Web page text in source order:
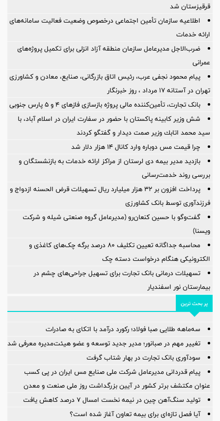
قرقیزستان شد
اطلاعیه سازمان تأمین اجتماعی درخصوص وضعیت فعالیت سامانه‌های
ارائه خدمات
ضرب‌الاجل مدیرعامل سازمان منطقه آزاد انزلی برای تكمیل پروژه‌های
عمرانی
پیام محمود نجفی عرب، رئیس اتاق بازرگانی، صنایع، معادن و کشاورزی
تهران در آستانه 17 مرداد ، روز خبرنگار
بانک تجارت، تأمین‌کننده مالی پروژه بازسازی فازهای ۴ و ۵ پارس جنوبی
شش وزیر کابینه پاکستان با حضور در سفارت ایران در اسلام آباد، با
سيد محمد اتابك وزير صمت ديدار و گفتگو كردند
چرا قیمت مس دوباره وارد کانال ۱۴ هزار دلار شد
بازدید مدیر بیمه دی لرستان از مراکز ارائه خدمات به بازنشستگان و
بررسی روند خدمت‌رسانی
پرداخت افزون بر 32 هزار میلیارد ریال تسهیلات قرض الحسنه ازدواج و
فرزندآوری توسط بانک کشاورزی
گفت‌وگو با حسین كنعان‌رو (مدیرعامل گروه صنعتی شیله و شركت
ویسنا)
محاسبه جداگانه تعیین تکلیف 80 درصد برگه چک‌های کاغذی و
الکترونیکی هنگام درخواست دسته چک
تسهیلات درمانی بانک تجارت برای تسهیل جراحی‌های چشم در
بیمارستان نور اسفندیار
پر بحث ترین
سه‌ماهه طلایی صبا فولاد؛ رکورد درآمد با اتکای به صادرات
تغییر مهم در صبانور؛ مدیر جدید توسعه و عضو هیئت‌مدیره معرفی شد
سودآوری بانک تجارت در بهار شتاب گرفت
پیام قدردانی مدیرعامل شرکت ملی صنایع مس ایران در پی کسب
عنوان مکتشف برتر کشور در آیین بزرگداشت روز ملی صنعت و معدن
تولید سنگ‌آهن چین در نیمه نخست امسال ۷ درصد کاهش یافت
آیا فصل تازه‌ای برای بیمه تعاون آغاز شده است؟